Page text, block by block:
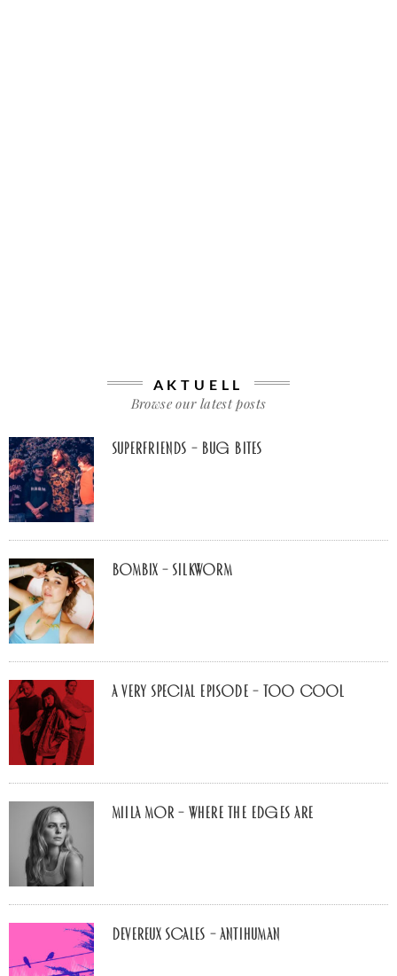
AKTUELL
Browse our latest posts
Superfriends – Bug Bites
Bombix – Silkworm
A Very Special Episode – Too Cool
Miila Mor – Where The Edges Are
Devereux Scales – Antihuman